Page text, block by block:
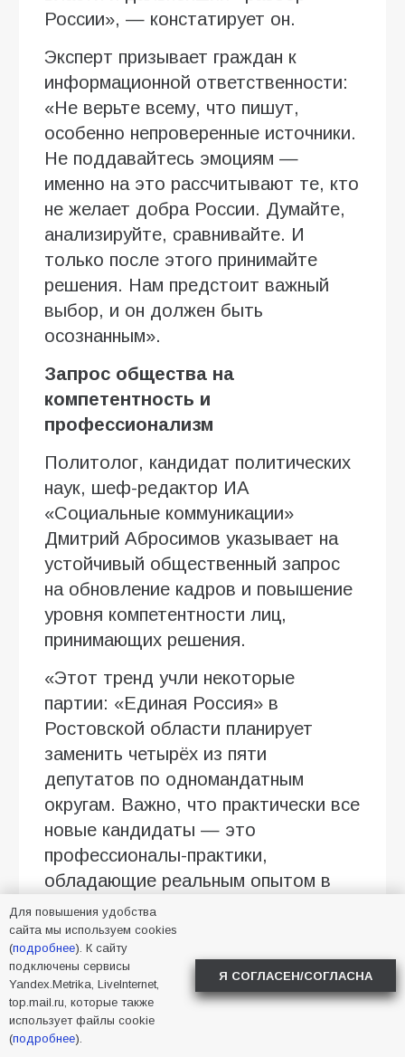
России», — констатирует он.
Эксперт призывает граждан к
информационной ответственности:
«Не верьте всему, что пишут,
особенно непроверенные источники.
Не поддавайтесь эмоциям —
именно на это рассчитывают те, кто
не желает добра России. Думайте,
анализируйте, сравнивайте. И
только после этого принимайте
решения. Нам предстоит важный
выбор, и он должен быть
осознанным».
Запрос общества на
компетентность и
профессионализм
Политолог, кандидат политических
наук, шеф-редактор ИА
«Социальные коммуникации»
Дмитрий Абросимов указывает на
устойчивый общественный запрос
на обновление кадров и повышение
уровня компетентности лиц,
принимающих решения.
«Этот тренд учли некоторые
партии: «Единая Россия» в
Ростовской области планирует
заменить четырёх из пяти
депутатов по одномандатным
округам. Важно, что практически все
новые кандидаты — это
профессионалы-практики,
обладающие реальным опытом в
своих сферах, а не карьерные
политики», — отмечает Абросимов.
Говоря о расстановке сил, эксперт
прогнозирует уверенное лидерство
«Единой России» согласно данным
социологических опросов. При этом
Для повышения удобства
сайта мы используем cookies
(подробнее). К сайту
подключены сервисы
Yandex.Metrika, LiveInternet,
top.mail.ru, которые также
использует файлы cookie
(подробнее).
Я СОГЛАСЕН/СОГЛАСНА